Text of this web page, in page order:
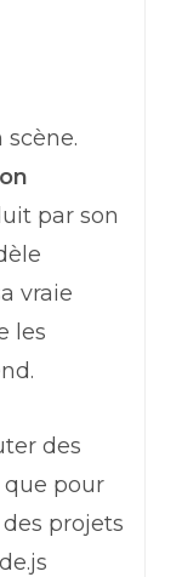
scène.
par son
vraie
les
.
des
que pour
des projets